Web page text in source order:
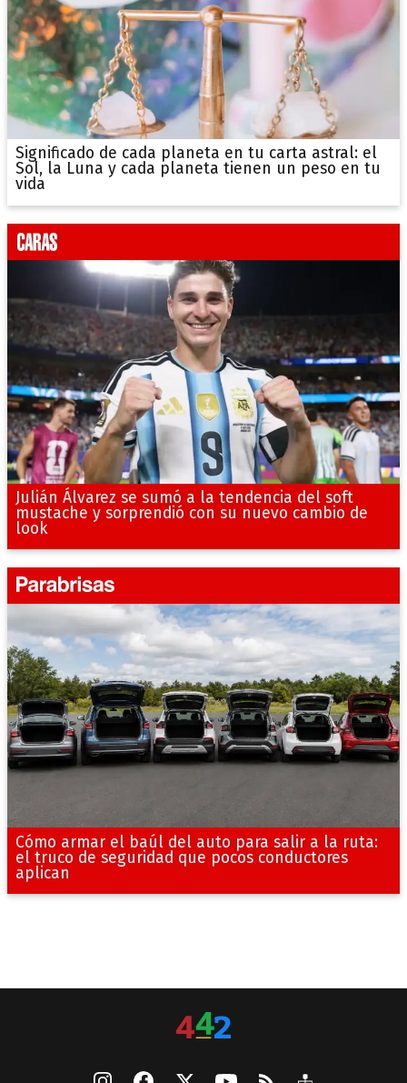
Significado de cada planeta en tu carta astral: el
Sol, la Luna y cada planeta tienen un peso en tu
vida
Julián Álvarez se sumó a la tendencia del soft
mustache y sorprendió con su nuevo cambio de
look
Cómo armar el baúl del auto para salir a la ruta:
el truco de seguridad que pocos conductores
aplican